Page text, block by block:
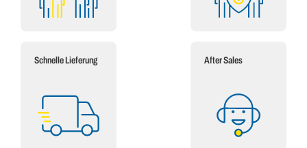
Schnelle Lieferung After Sales